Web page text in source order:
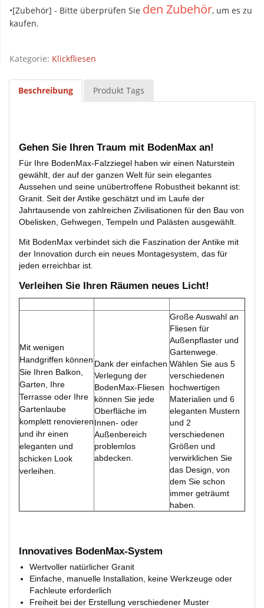
•[Zubehör] - Bitte überprüfen Sie den Zubehör, um es zu
kaufen.
Kategorie: Klickfliesen
Beschreibung Produkt Tags
Gehen Sie Ihren Traum mit BodenMax an!
Für Ihre BodenMax-Falzziegel haben wir einen Naturstein
gewählt, der auf der ganzen Welt für sein elegantes
Aussehen und seine unübertroffene Robustheit bekannt ist:
Granit. Seit der Antike geschätzt und im Laufe der
Jahrtausende von zahlreichen Zivilisationen für den Bau von
Obelisken, Gehwegen, Tempeln und Palästen ausgewählt.
Mit BodenMax verbindet sich die Faszination der Antike mit
der Innovation durch ein neues Montagesystem, das für
jeden erreichbar ist.
Verleihen Sie Ihren Räumen neues Licht!
Mit wenigen
Handgriffen können
Sie Ihren Balkon,
Garten, Ihre
Terrasse oder Ihre
Gartenlaube
komplett renovieren
und ihr einen
eleganten und
schicken Look
verleihen.
Dank der einfachen
Verlegung der
BodenMax-Fliesen
können Sie jede
Oberfläche im
Innen- oder
Außenbereich
problemlos
abdecken.
Große Auswahl an
Fliesen für
Außenpflaster und
Gartenwege.
Wählen Sie aus 5
verschiedenen
hochwertigen
Materialien und 6
eleganten Mustern
und 2
verschiedenen
Größen und
verwirklichen Sie
das Design, von
dem Sie schon
immer geträumt
haben.
Innovatives BodenMax-System
Wertvoller natürlicher Granit
Einfache, manuelle Installation, keine Werkzeuge oder
Fachleute erforderlich
Freiheit bei der Erstellung verschiedener Muster